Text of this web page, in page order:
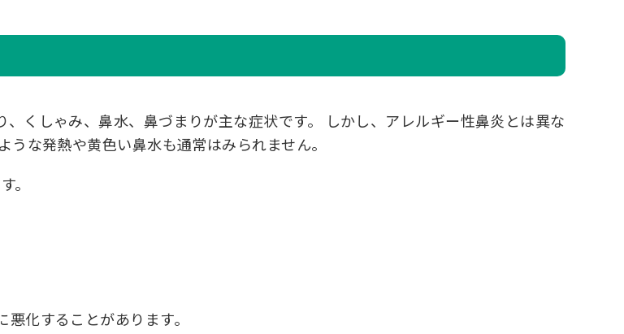
くしゃみ、鼻水、鼻づまりが主な症状です。 しかし、アレルギー性鼻炎とは異な
な発熱や黄色い鼻水も通常はみられません。
。
化することがあります。